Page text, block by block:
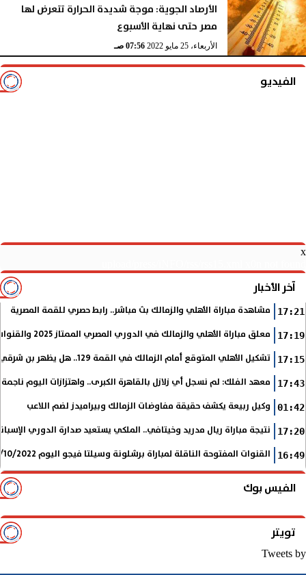
الأرصاد الجوية: موجة شديدة الحرارة تتعرض لها
مصر حتى نهاية الأسبوع
الأربعاء، 25 مايو 2022 07:56 صـ
الفيديو
x
آخر الأخبار
17:21 مشاهدة مباراة الأهلي والزمالك بث مباشر.. رابط حصري للقمة المصرية
17:19 معلق مباراة الأهلي والزمالك في الدوري المصري الممتاز 2025 والقنوات الناقلة
17:15 تشكيل الأهلي المتوقع أمام الزمالك في القمة 129.. هل يظهر بن شرقي؟
17:43 معهد الفلك: لم نسجل أي زلازل بالقاهرة الكبرى.. واهتزازات اليوم
01:42 وكيل ربيعة يكشف حقيقة مفاوضات الزمالك وبيراميدز لضم اللاعب
17:20 نتيجة مباراة ريال مدريد وخيتافي.. الملكي يستعيد صدارة الدوري
16:49 القنوات المفتوحة الناقلة لمباراة برشلونة وسيلتا فيجو اليوم 9/10/2022 في الدوري الإسباني
الفيس بوك
تويتر
Tweets by